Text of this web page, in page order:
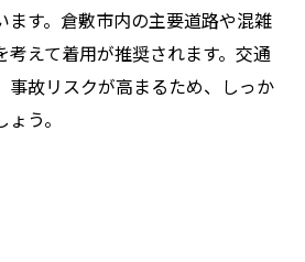
ます。倉敷市内の主要道路や混雑
考えて着用が推奨されます。交通
事故リスクが高まるため、しっか
う。